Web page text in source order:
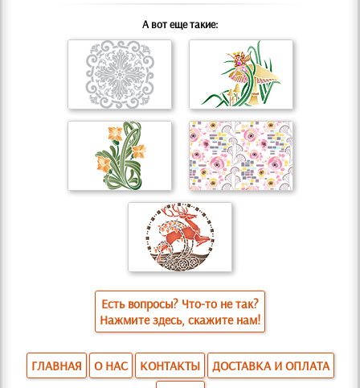
А вот еще такие:
Есть вопросы? Что-то не так?
Нажмите здесь, скажите нам!
ГЛАВНАЯ О НАС КОНТАКТЫ
ДОСТАВКА И ОПЛАТА